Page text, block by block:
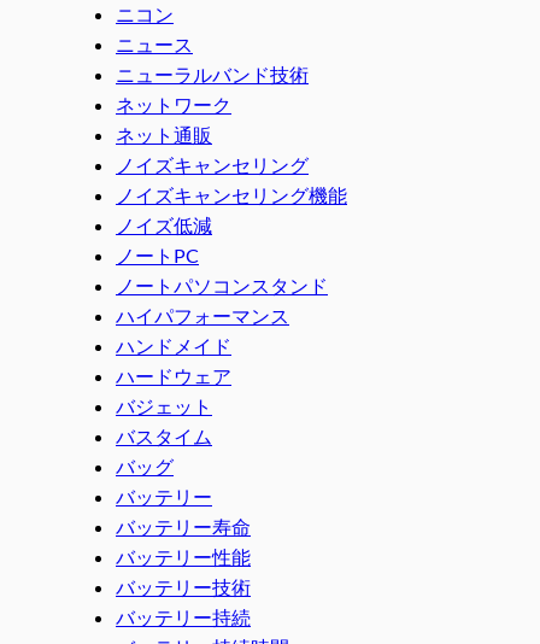
ニコン
ニュース
ニューラルバンド技術
ネットワーク
ネット通販
ノイズキャンセリング
ノイズキャンセリング機能
ノイズ低減
ノートPC
ノートパソコンスタンド
ハイパフォーマンス
ハンドメイド
ハードウェア
バジェット
バスタイム
バッグ
バッテリー
バッテリー寿命
バッテリー性能
バッテリー技術
バッテリー持続